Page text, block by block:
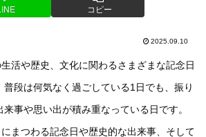
コピー
2025.09.10
活や歴史、文化に関わるさまざまな記念日
段は何気なく過ごしている1日でも、振り
事や思い出が積み重なっている日です。
まつわる記念日や歴史的な出来事、そして